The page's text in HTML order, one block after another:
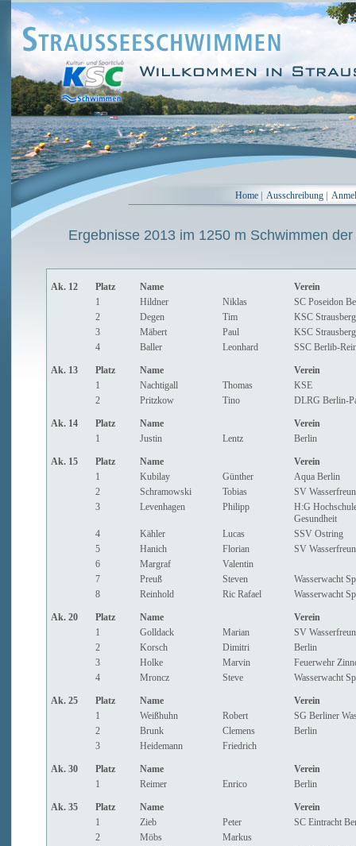
Home Ausschreibung
Ergebnisse 2013 im 1250 m Schwimmen der
Ak. 12 Platz Name
Verein
1
Hildner Niklas
SC Poseidon
2
Degen Tim
KSC
3
Mäbert Paul
KSC
4
Baller Leonhard SSC Berlib-
Ak. 13 Platz Name
Verein
1
Nachtigall Thomas
KSE
2
Pritzkow Tino DLRG Berlin-
Ak. 14 Platz Name
Verein
1
Justin Lentz Berlin
Ak. 15 Platz Name
Verein
1
Kubilay Günther
Aqua Berlin
2
Schramowski Tobias
SV
3
Levenhagen Philipp
H:G
Gesundheit
4
Kähler Lucas
SSV Ostring
5
Hanich Florian
SV
6
Margraf
Valentin
7
Preuß Steven
Wasserwacht
8
Reinhold Ric Rafael Wasserwacht
Ak. 20 Platz Name
Verein
1
Golldack Marian
SV
2
Korsch Dimitri
Berlin
3
Holke Marvin
Feuerwehr
4
Mroncz Steve Wasserwacht
Ak. 25 Platz Name
Verein
1
Weißhuhn Robert
SG Berliner
2
Brunk Clemens
Berlin
3
Heidemann Friedrich
Ak. 30 Platz Name
Verein
1
Reimer Enrico Berlin
Ak. 35 Platz Name
Verein
1
Zieb Peter
SC Eintracht
2
Möbs
Markus